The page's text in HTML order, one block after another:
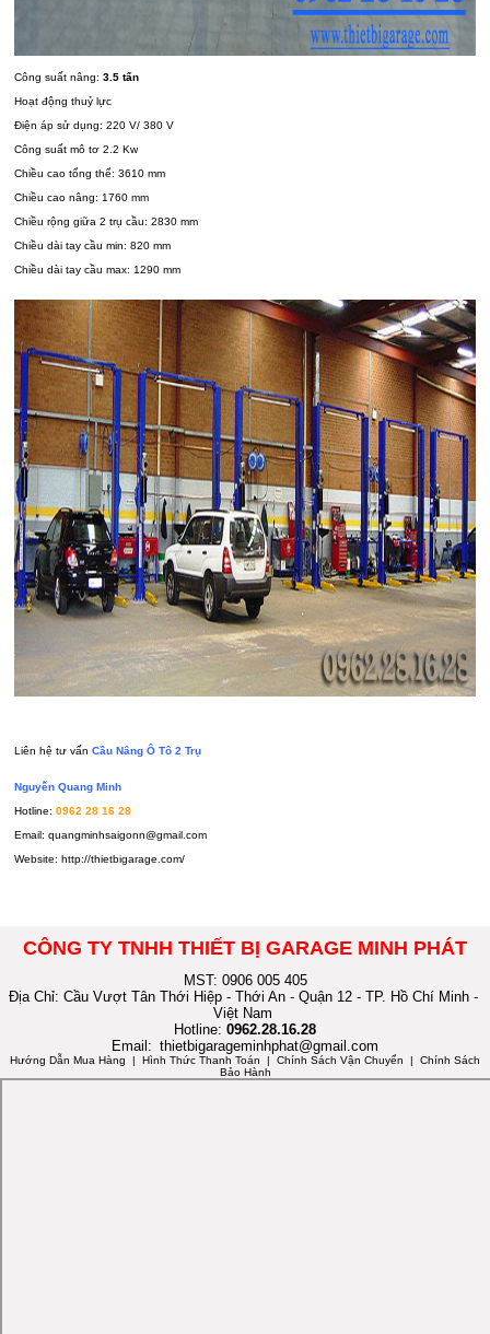
Công suất nâng:3.5 tấn
Hoạt động thuỷ lực
Điện áp sử dụng: 220 V/ 380 V
Công suất mô tơ 2.2 Kw
Chiều cao tổng thể: 3610 mm
Chiều cao nâng: 1760 mm
Chiều rộng giữa 2 trụ cầu: 2830 mm
Chiều dài tay cầu min: 820 mm
Chiều dài tay cầu max: 1290 mm
Liên hệ tư vấnCầu Nâng Ô Tô 2 Trụ
Nguyễn Quang Minh
Hotline:0962 28 16 28
Email: quangminhsaigonn@gmail.com
Website:http://thietbigarage.com/
CÔNG TY TNHH THIẾT BỊ GARAGE MINH PHÁT
MST: 0906 005 405
Địa Chỉ: Cầu Vượt Tân Thới Hiệp - Thới An - Quận 12 - TP. Hồ Chí Minh -
Việt Nam
Hotline: 0962.28.16.28
Email: thietbigarageminhphat@gmail.com
Hướng Dẫn Mua Hàng | Hình Thức Thanh Toán | Chính Sách Vận Chuyển | Chính Sách
Bảo Hành